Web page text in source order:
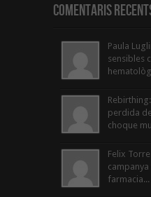
Comentaris
Paula
sensibles
perdida
choque
Felix
farmacia...